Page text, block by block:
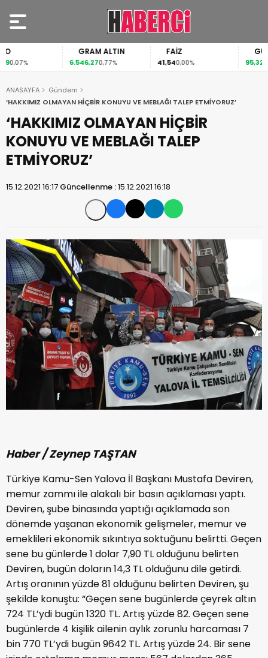
GRAM ALTIN
6.546,270,77% 0,00%
GÜMÜŞ
0,41%
ANASAYFA
Gündem
‘HAKKIMIZ OLMAYAN HİÇBİR KONUYU VE MEBLAĞI TALEP ETMİYORUZ’
‘HAKKIMIZ OLMAYAN HİÇBİR
KONUYU VE MEBLAĞI TALEP
ETMİYORUZ’
15.12.2021 16:17 Güncellenme :15.12.2021 16:18
Haber / Zeynep TAŞTAN
Türkiye Kamu-Sen Yalova İl Başkanı Mustafa Deviren,
memur zammı ile alakalı bir basın açıklaması yaptı.
Deviren, şube binasında yaptığı açıklamada son
dönemde yaşanan ekonomik gelişmeler, memur ve
emeklileri ekonomik sıkıntıya soktuğunu belirtti. Geçen
sene bu günlerde 1 dolar 7,90 TL olduğunu belirten
Deviren, bugün doların 14,3 TL olduğunu dile getirdi.
Artış oranının yüzde 81 olduğunu belirten Deviren, şu
şekilde konuştu: “Geçen sene bugünlerde çeyrek altın
724 TL’ydi bugün 1320 TL. Artış yüzde 82. Geçen sene
bugünlerde 4 kişilik ailenin aylık zorunlu harcaması 7
bin 770 TL’ydi bugün 9642 TL. Artış yüzde 24. Bir sene